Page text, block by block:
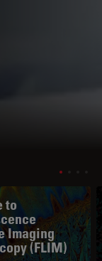
to
Imaging
(FLIM)